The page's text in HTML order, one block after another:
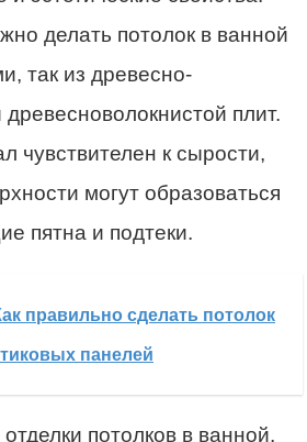
делать потолок в ванной
так из древесно-
плит.
чувствителен к сырости,
могут образоваться
пятна и подтеки.
правильно сделать потолок
панелей
потолков в ванной,